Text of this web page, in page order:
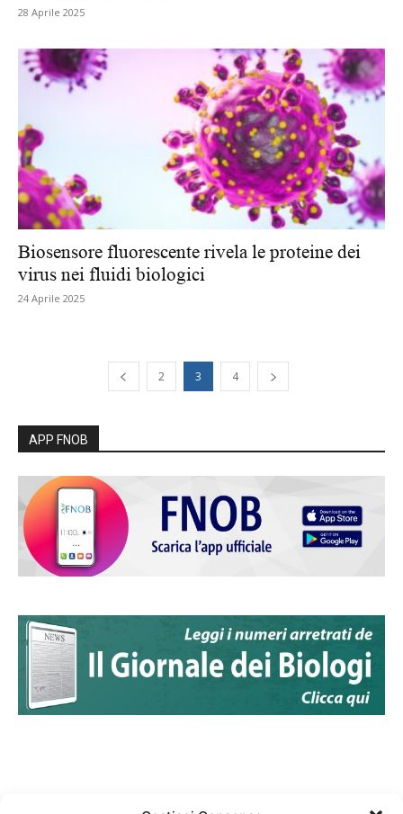
28 Aprile 2025
Biosensore fluorescente rivela le proteine dei
virus nei fluidi biologici
24 Aprile 2025
2 3 4
APP FNOB